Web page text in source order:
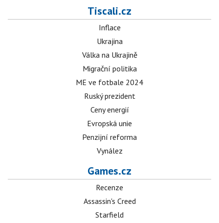
Tiscali.cz
Inflace
Ukrajina
Válka na Ukrajině
Migrační politika
ME ve fotbale 2024
Ruský prezident
Ceny energií
Evropská unie
Penzijní reforma
Vynález
Games.cz
Recenze
Assassin's Creed
Starfield